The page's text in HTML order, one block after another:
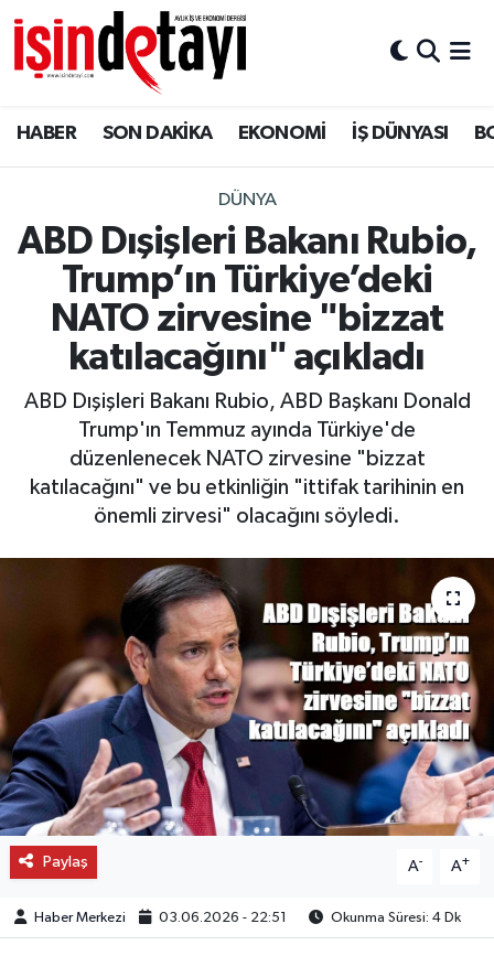
HABER SON DAKİKA EKONOMİ İŞ DÜNYASI
DÜNYA
ABD Dışişleri Bakanı Rubio,
Trump’ın Türkiye’deki
NATO zirvesine "bizzat
katılacağını" açıkladı
ABD Dışişleri Bakanı Rubio, ABD Başkanı Donald
Trump'ın Temmuz ayında Türkiye'de
düzenlenecek NATO zirvesine "bizzat
katılacağını" ve bu etkinliğin "ittifak tarihinin en
önemli zirvesi" olacağını söyledi.
Paylaş A- A+
Haber Merkezi 03.06.2026 - 22:51 Okunma Süresi: 4 Dk
DÜNYA
Eğitim
ENERJİ HABERİ
GAYRİMENKUL
HABER
LOJİSTİK
MAGAZİN
SAĞLIK
SON DAKİKA
SPOR
FİNANS
Nöbetçi Eczaneler
Hava Durumu
İstanbul Namaz Vakitleri
Trafik Durumu
Süper Lig Puan Durumu ve Fikstür
Tüm Manşetler
Son Dakika Haberleri
Haber Arşivi